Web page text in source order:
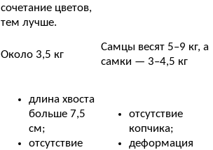
сочетание цветов,
тем лучше.
Около 3,5 кг
Самцы весят 5–9 кг, а
самки — 3–4,5 кг
длина хвоста
больше 7,5
см;
отсутствие
отсутствие
копчика;
деформация